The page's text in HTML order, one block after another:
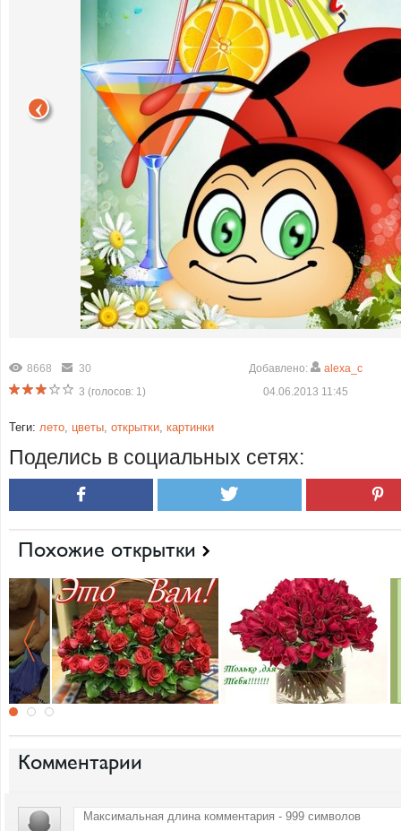
8668
30
3 (голосов: 1)
Добавлено:
alexa_c
04.06.2013 11:45
Теги: лето, цветы, открытки, картинки
Поделись в социальных сетях:
Похожие открытки
Комментарии